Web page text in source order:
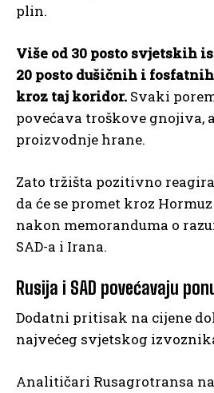
plin.
Više od 30 posto svjetskih
20 posto dušičnih i
kroz taj koridor. Svaki
povećava troškove gnojiva,
proizvodnje hrane.
Zato tržišta pozitivno
da će se promet kroz
nakon memoranduma o
SAD-a i Irana.
Rusija i SAD povećavaju
Dodatni pritisak na cijene
najvećeg svjetskog
Analitičari Rusagrotransa